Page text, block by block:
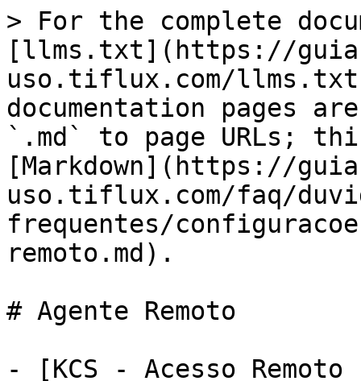
> For the complete
[llms.txt](https://
uso.tiflux.com/
documentation pages
`.md` to page URLs;
[Markdown](https://
uso.tiflux.com/faq/
frequentes/
remoto.md).
# Agente Remoto
- [KCS - Acesso